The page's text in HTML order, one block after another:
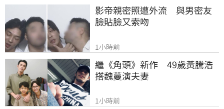
影帝親密照遭外流　與男密友
臉貼臉又索吻
1小時前
繼《角頭》新作　49歲黃騰浩
搭魏蔓演夫妻
1小時前